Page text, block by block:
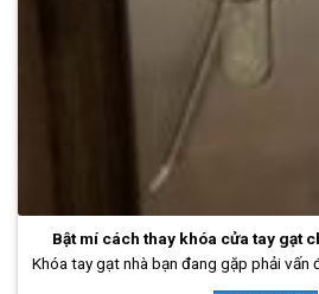
Bật mí cách thay khóa cửa tay gạt
Khóa tay gạt nhà bạn đang gặp phải vấn